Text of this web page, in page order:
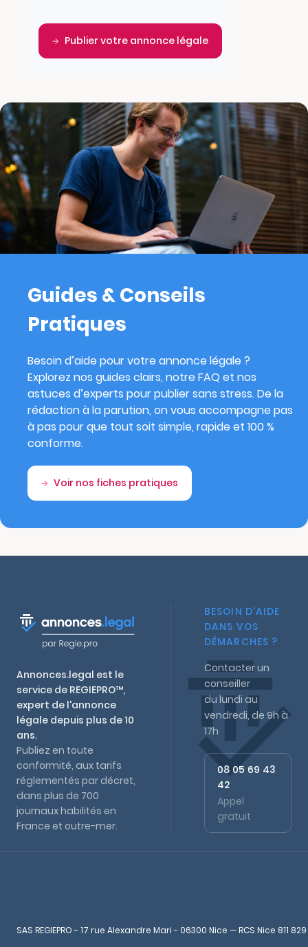
Publier votre annonce légale
Guides & Conseils
Pratiques
Besoin d’aide pour votre annonce légale ?
Explorez nos guides clairs, notre FAQ et nos
astuces d’experts pour publier sans stress. De la
rédaction à la parution, on vous accompagne pas
à pas pour que tout soit simple, rapide et 100 %
conforme.
Voir nos fiches pratiques
Annonces.legal est le
service de REGIEPRO™,
expert de l'annonce
légale depuis plus de 10
ans.
Publiez en toute
conformité, aux tarifs
réglementés par décret,
dans plus de 700
journaux habilités en
France et outre-mer.
BESOIN D'AIDE
DANS VOS
DÉMARCHES ?
Contacter un
conseiller
du lundi au
vendredi, de 9h à
17h
08 05 69 43
42
Appel
gratuit
SAS REGIEPRO - 17 rue Alexandre Mari - 06300 Nice — RCS Nice 811